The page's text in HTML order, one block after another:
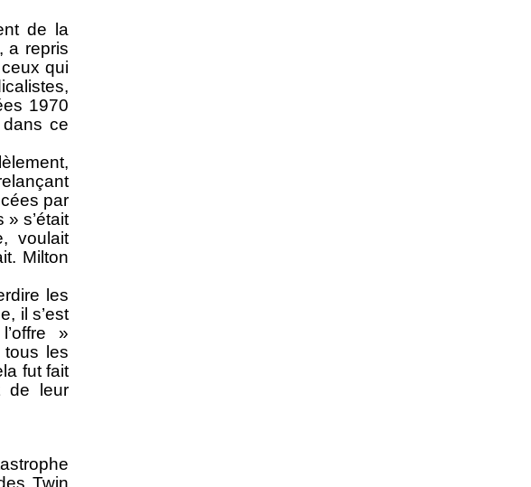
de la
a repris
qui
1970
ce
par
» s’était
voulait
Milton
les
il s’est
»
les
fut fait
de leur
Twin